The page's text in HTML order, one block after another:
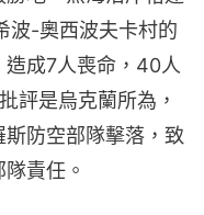
波-奧西波夫卡村的
成7人喪命，40人
評是烏克蘭所為，
防空部隊擊落，致
責任。